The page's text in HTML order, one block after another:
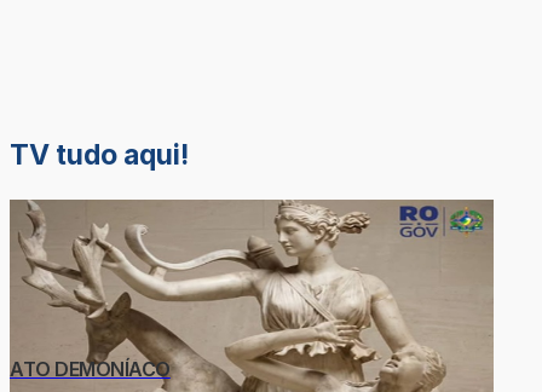
TV tudo aqui!
ATO DEMONÍACO